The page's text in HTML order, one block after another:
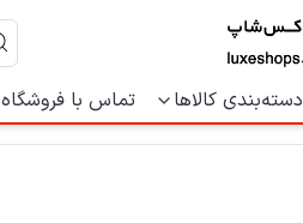
دسته‌بندی کالاها تماس با فروشگاه